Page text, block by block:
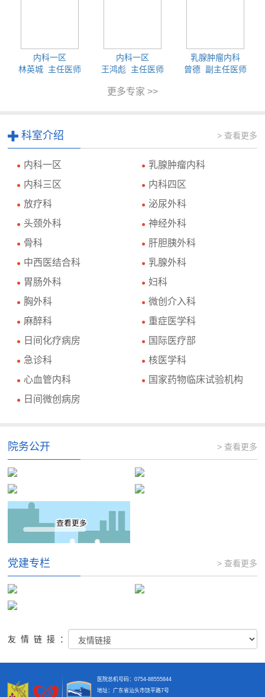
内科一区
林英城 主任医师
内科一区
王鸿彪 主任医师
乳腺肿瘤内科
曾德 副主任医师
更多专家 >>
科室介绍 > 查看更多
● 内科一区 ● 乳腺肿瘤内科
● 内科三区 ● 内科四区
● 放疗科 ● 泌尿外科
● 头颈外科 ● 神经外科
● 骨科 ● 肝胆胰外科
● 中西医结合科 ● 乳腺外科
● 胃肠外科 ● 妇科
● 胸外科 ● 微创介入科
● 麻醉科 ● 重症医学科
● 日间化疗病房 ● 国际医疗部
● 急诊科 ● 核医学科
● 心血管内科 ● 国家药物临床试验机构
● 日间微创病房
院务公开 > 查看更多
党建专栏 > 查看更多
友情链接：
医院总机号码：0754-88555844
地址：广东省汕头市饶平路7号